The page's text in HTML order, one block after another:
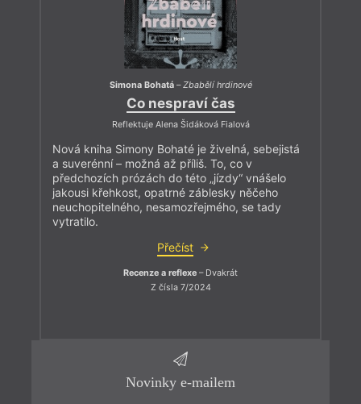
Simona Bohatá–Zbabělí hrdinové
Co nespraví čas
Reflektuje Alena Šidáková Fialová
Nová kniha Simony Bohaté je živelná, sebejistá
a suverénní – možná až příliš. To, co v
předchozích prózách do této „jízdy“ vnášelo
jakousi křehkost, opatrné záblesky něčeho
neuchopitelného, nesamozřejmého, se tady
vytratilo.
Přečíst
Recenze a reflexe – Dvakrát
Z čísla 7/2024
Novinky e-mailem